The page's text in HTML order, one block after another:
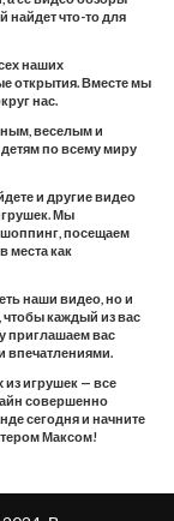
найдет что-то для
наших
открытия. Вместе мы
нас.
веселым и
по всему миру
и другие видео
Мы
посещаем
места как
наши видео, но и
каждый из вас
приглашаем вас
впечатлениями.
из игрушек — все
совершенно
сегодня и начните
Максом!